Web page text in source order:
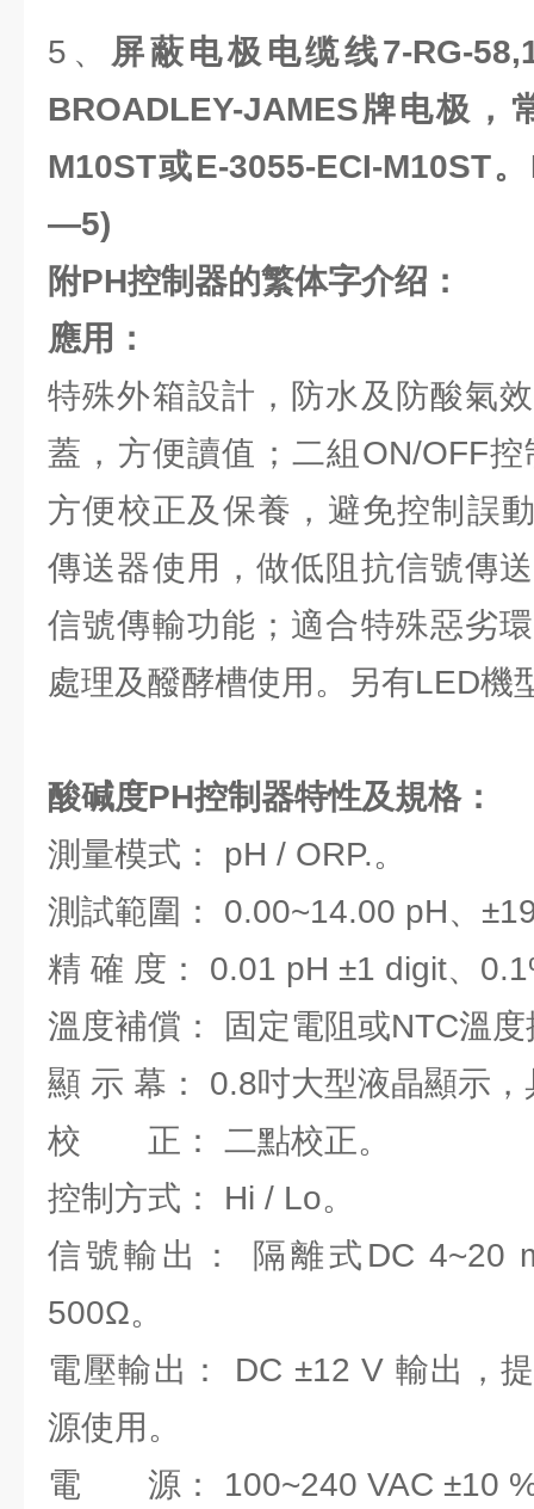
5、 屏蔽电极电缆线7-RG-
BROADLEY-JAMES牌电极，
M10ST或E-3055-ECI-M10ST
—5)
附PH控制器的繁体字介绍：
應用：
特殊外箱設計，防水及防酸氣
蓋，方便讀值；二組ON/OFF
方便校正及保養，避免控制誤
傳送器使用，做低阻抗信號傳
信號傳輸功能；適合特殊惡劣
處理及醱酵槽使用。另有LED機
酸碱度PH控制器特性及規格：
測量模式： pH / ORP.。
測試範圍： 0.00~14.00 pH、
精 確 度： 0.01 pH ±1 digit、
溫度補償： 固定電阻或NTC溫
顯 示 幕： 0.8吋大型液晶顯示
校 正： 二點校正。
控制方式： Hi / Lo。
信號輸出： 隔離式DC 4~20
500Ω。
電壓輸出： DC ±12 V 輸出，
源使用。
電 源： 100~240 VAC ±10 %